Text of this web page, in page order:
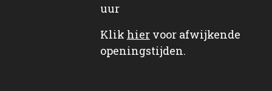
uur
Klik hier voor afwijkende
openingstijden.